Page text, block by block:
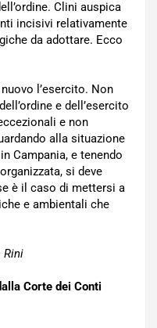
Clini auspica
incisivi relativamente
da adottare. Ecco
l’esercito. Non
e dell’esercito
e non
alla situazione
Campania, e tenendo
si deve
è il caso di mettersi a
e ambientali che
Rini
Corte dei Conti